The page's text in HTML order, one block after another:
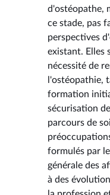
d'ostéopathe,
ce stade, pas
perspectives
existant. Elles
nécessité de
l'ostéopathie,
formation
sécurisation
parcours de
formulés par
générale des
à des